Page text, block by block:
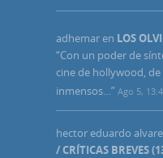
adhemar en LOS
“Con un poder de
cine de hollywood,
inmensos…” Ago 5,
hector eduardo
/ CRÍTICAS BREVES